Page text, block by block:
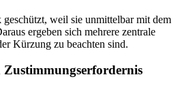
weil sie unmittelbar mit dem
ergeben sich mehrere zentrale
Kürzung zu beachten sind.